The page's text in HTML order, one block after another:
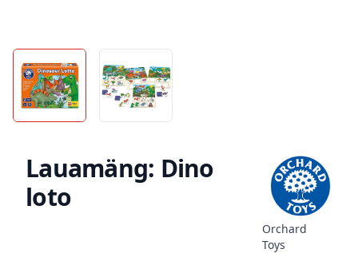
Lauamäng: Dino
loto
Orchard
Toys